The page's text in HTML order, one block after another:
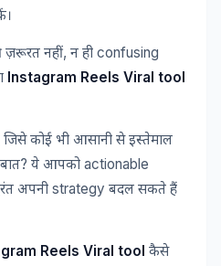
ज़रूरत नहीं, न ही confusing
Instagram Reels Viral tool
जिसे कोई भी आसानी से इस्तेमाल
बात? ये आपको actionable
अपनी strategy बदल सकते हैं
Reels Viral tool कैसे